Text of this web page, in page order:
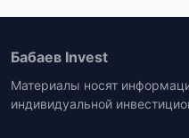
Бабаев Invest
Материалы носят
индивидуальной